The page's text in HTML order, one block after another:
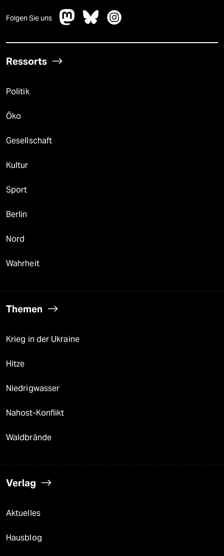
Folgen Sie uns
Ressorts
Politik
Öko
Gesellschaft
Kultur
Sport
Berlin
Nord
Wahrheit
Themen
Krieg in der Ukraine
Hitze
Niedrigwasser
Nahost-Konflikt
Waldbrände
Verlag
Aktuelles
Hausblog